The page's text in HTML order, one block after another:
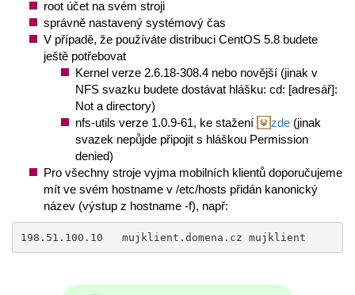
root účet na svém stroji
správně nastavený systémový čas
V případě, že používáte distribuci CentOS 5.8 budete
ještě potřebovat
Kernel verze 2.6.18-308.4 nebo novější (jinak v
NFS svazku budete dostávat hlášku: cd: [adresář]:
Not a directory)
nfs-utils verze 1.0.9-61, ke stažení
zde (jinak
svazek nepůjde připojit s hláškou Permission
denied)
Pro všechny stroje vyjma mobilních klientů doporučujeme
mít ve svém hostname v /etc/hosts přidán kanonický
název (výstup z hostname -f), např:
198.51.100.10   mujklient.domena.cz mujklient